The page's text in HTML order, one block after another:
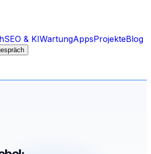
SEO & KIWartungAppsProjekteBlog